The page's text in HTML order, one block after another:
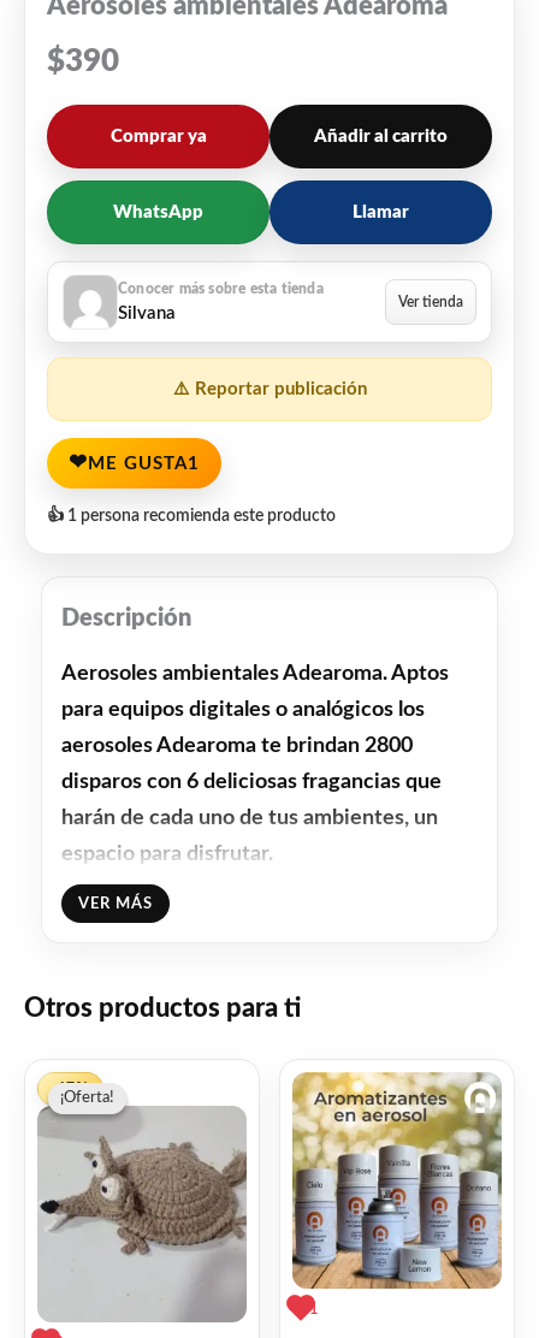
Aerosoles ambientales Adearoma
$390
Comprar ya Añadir al carrito
WhatsApp Llamar
Silvana
⚠️ Reportar publicación
❤ ME GUSTA1
👍 1 persona recomienda este producto
Descripción
Aerosoles ambientales Adearoma. Aptos
para equipos digitales o analógicos los
aerosoles Adearoma te brindan 2800
disparos con 6 deliciosas fragancias que
harán de cada uno de tus ambientes, un
espacio para disfrutar.
👍 1 persona recomienda este producto
VER MÁS
Otros productos para ti
¡Oferta!
-17%
¡Oferta!precio
original
era:
$300.
precio
actual
es:
$250.
1